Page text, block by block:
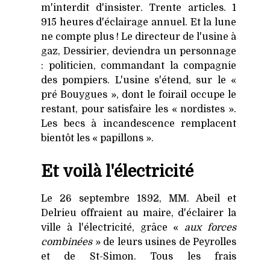
m'interdit d'insister. Trente articles. 1
915 heures d'éclairage annuel. Et la lune
ne compte plus ! Le directeur de l'usine à
gaz, Dessirier, deviendra un personnage
: politicien, commandant la compagnie
des pompiers. L'usine s'étend, sur le «
pré Bouygues », dont le foirail occupe le
restant, pour satisfaire les « nordistes ».
Les becs à incandescence remplacent
bientôt les « papillons ».
Et voilà l'électricité
Le 26 septembre 1892, MM. Abeil et
Delrieu offraient au maire, d'éclairer la
ville à l'électricité, grâce « aux forces
combinées» de leurs usines de Peyrolles
et de St-Simon. Tous les frais